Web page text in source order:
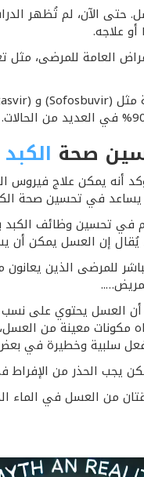
حتى الآن، لم تُظهر
للمرضى، مثل
صحة الكبد
أنه يمكن علاج فيروس
يساعد في تحسين صحة
في تحسين وظائف الكبد
إن العسل يمكن أن
للمرضى الذين
العسل يحتوي على نسب
مكونات معينة من
فعل سلبية وخطيرة في بعض
يجب الحذر من الإفراط
من العسل في